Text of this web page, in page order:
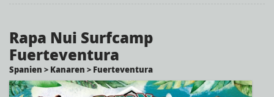
Rapa Nui Surfcamp
Fuerteventura
Spanien > Kanaren > Fuerteventura